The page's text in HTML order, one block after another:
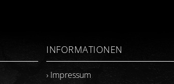
INFORMATIONEN
› Impressum